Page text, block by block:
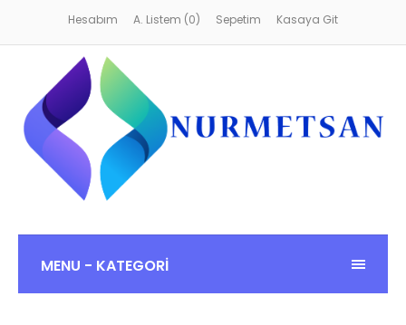
Hesabım A. Listem (0) Sepetim Kasaya Git
MENU - KATEGORİ